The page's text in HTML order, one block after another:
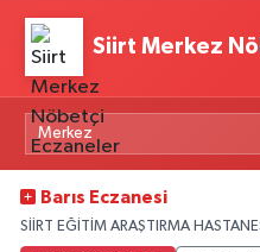
Siirt Merkez
Barıs Eczanesi
SİİRT EĞİTİM ARAŞTIRMA